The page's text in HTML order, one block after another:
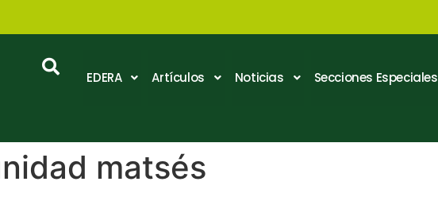
EDERA Artículos Noticias Secciones Especiales
matsés